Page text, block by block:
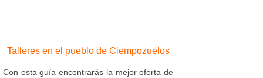
Talleres en el pueblo de Ciempozuelos
Con esta guía encontrarás la mejor oferta de